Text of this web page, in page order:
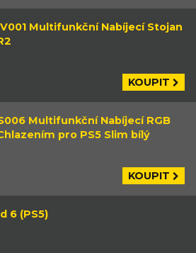
Multifunkční Nabíjecí Stojan
KOUPIT
Multifunkční Nabíjecí RGB
pro PS5 Slim bílý
KOUPIT
6 (PS5)